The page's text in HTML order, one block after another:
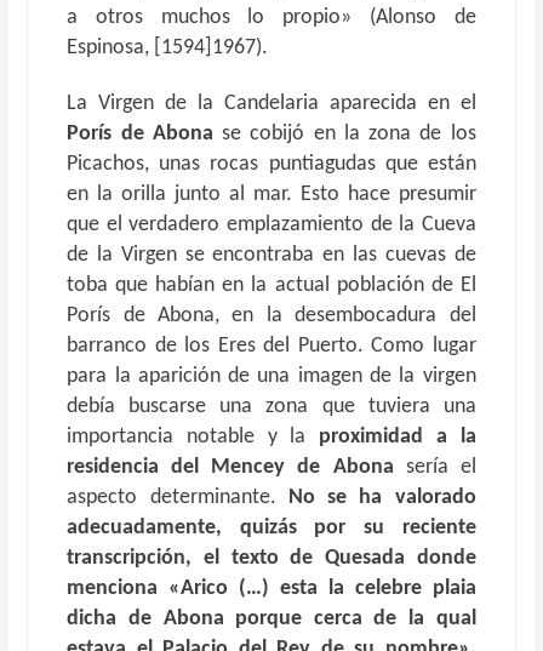
a otros muchos lo propio» (Alonso de
Espinosa, [1594]1967).
La Virgen de la Candelaria aparecida en el
Porís de Abona se cobijó en la zona de los
Picachos, unas rocas puntiagudas que están
en la orilla junto al mar. Esto hace presumir
que el verdadero emplazamiento de la Cueva
de la Virgen se encontraba en las cuevas de
toba que habían en la actual población de El
Porís de Abona, en la desembocadura del
barranco de los Eres del Puerto. Como lugar
para la aparición de una imagen de la virgen
debía buscarse una zona que tuviera una
importancia notable y la proximidad a la
residencia del Mencey de Abona sería el
aspecto determinante. No se ha valorado
adecuadamente, quizás por su reciente
transcripción, el texto de Quesada donde
menciona «Arico (…) esta la celebre plaia
dicha de Abona porque cerca de la qual